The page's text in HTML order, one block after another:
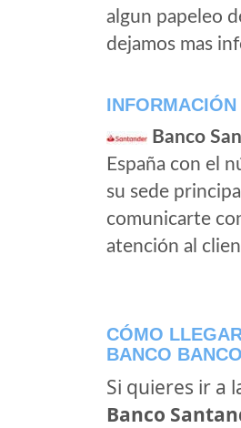
algun papeleo
dejamos mas
Banco
España con el
su sede
comunicarte
atención al
CÓMO
BANCO
Si quieres ir a
Banco